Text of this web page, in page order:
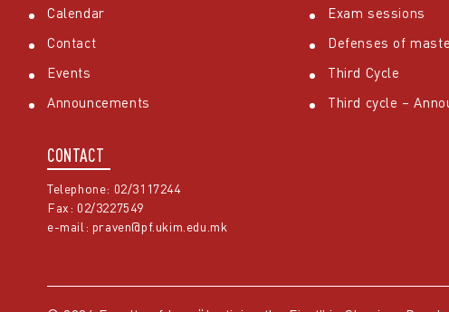
Calendar
Contact
Events
Announcements
CONTACT
Telephone: 02/3117244
Fax: 02/3227549
e-mail: praven@pf.ukim.edu.mk
Exam sessions
Defenses of
Third Cycle
Third cycle –